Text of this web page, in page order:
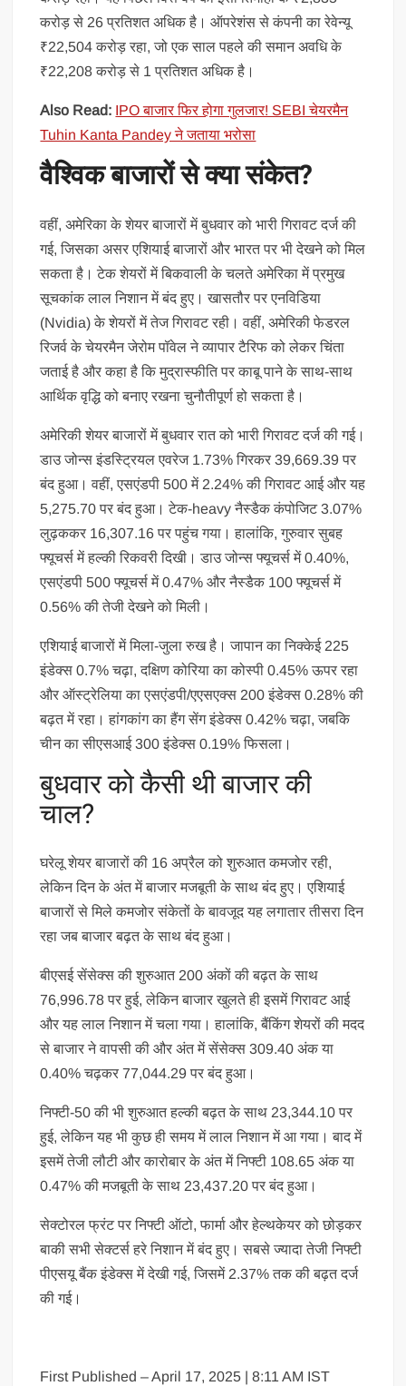
करोड़ से 26 प्रतिशत अधिक है। ऑपरेशंस से कंपनी का रेवेन्यू
₹22,504 करोड़ रहा, जो एक साल पहले की समान अवधि के
₹22,208 करोड़ से 1 प्रतिशत अधिक है।
Also Read: IPO बाजार फिर होगा गुलजार! SEBI चेयरमैन
Tuhin Kanta Pandey ने जताया भरोसा
वैश्विक बाजारों से क्या संकेत?
वहीं, अमेरिका के शेयर बाजारों में बुधवार को भारी गिरावट दर्ज की
गई, जिसका असर एशियाई बाजारों और भारत पर भी देखने को मिल
सकता है। टेक शेयरों में बिकवाली के चलते अमेरिका में प्रमुख
सूचकांक लाल निशान में बंद हुए। खासतौर पर एनविडिया
(Nvidia) के शेयरों में तेज गिरावट रही। वहीं, अमेरिकी फेडरल
रिजर्व के चेयरमैन जेरोम पॉवेल ने व्यापार टैरिफ को लेकर चिंता
जताई है और कहा है कि मुद्रास्फीति पर काबू पाने के साथ-साथ
आर्थिक वृद्धि को बनाए रखना चुनौतीपूर्ण हो सकता है।
अमेरिकी शेयर बाजारों में बुधवार रात को भारी गिरावट दर्ज की गई।
डाउ जोन्स इंडस्ट्रियल एवरेज 1.73% गिरकर 39,669.39 पर
बंद हुआ। वहीं, एसएंडपी 500 में 2.24% की गिरावट आई और यह
5,275.70 पर बंद हुआ। टेक-heavy नैस्डैक कंपोजिट 3.07%
लुढ़ककर 16,307.16 पर पहुंच गया। हालांकि, गुरुवार सुबह
फ्यूचर्स में हल्की रिकवरी दिखी। डाउ जोन्स फ्यूचर्स में 0.40%,
एसएंडपी 500 फ्यूचर्स में 0.47% और नैस्डैक 100 फ्यूचर्स में
0.56% की तेजी देखने को मिली।
एशियाई बाजारों में मिला-जुला रुख है। जापान का निक्केई 225
इंडेक्स 0.7% चढ़ा, दक्षिण कोरिया का कोस्पी 0.45% ऊपर रहा
और ऑस्ट्रेलिया का एसएंडपी/एएसएक्स 200 इंडेक्स 0.28% की
बढ़त में रहा। हांगकांग का हैंग सेंग इंडेक्स 0.42% चढ़ा, जबकि
चीन का सीएसआई 300 इंडेक्स 0.19% फिसला।
बुधवार को कैसी थी बाजार की
चाल?
घरेलू शेयर बाजारों की 16 अप्रैल को शुरुआत कमजोर रही,
लेकिन दिन के अंत में बाजार मजबूती के साथ बंद हुए। एशियाई
बाजारों से मिले कमजोर संकेतों के बावजूद यह लगातार तीसरा दिन
रहा जब बाजार बढ़त के साथ बंद हुआ।
बीएसई सेंसेक्स की शुरुआत 200 अंकों की बढ़त के साथ
76,996.78 पर हुई, लेकिन बाजार खुलते ही इसमें गिरावट आई
और यह लाल निशान में चला गया। हालांकि, बैंकिंग शेयरों की मदद
से बाजार ने वापसी की और अंत में सेंसेक्स 309.40 अंक या
0.40% चढ़कर 77,044.29 पर बंद हुआ।
निफ्टी-50 की भी शुरुआत हल्की बढ़त के साथ 23,344.10 पर
हुई, लेकिन यह भी कुछ ही समय में लाल निशान में आ गया। बाद में
इसमें तेजी लौटी और कारोबार के अंत में निफ्टी 108.65 अंक या
0.47% की मजबूती के साथ 23,437.20 पर बंद हुआ।
सेक्टोरल फ्रंट पर निफ्टी ऑटो, फार्मा और हेल्थकेयर को छोड़कर
बाकी सभी सेक्टर्स हरे निशान में बंद हुए। सबसे ज्यादा तेजी निफ्टी
पीएसयू बैंक इंडेक्स में देखी गई, जिसमें 2.37% तक की बढ़त दर्ज
की गई।
First Published – April 17, 2025 | 8:11 AM IST